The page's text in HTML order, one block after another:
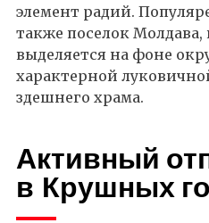
элемент радий.
также поселок
выделяется на фоне
характерной
здешнего храма.
Активный
в Крушных